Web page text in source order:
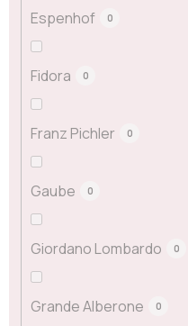
Espenhof 0
Fidora 0
Franz Pichler 0
Gaube 0
Giordano Lombardo 0
Grande Alberone 0